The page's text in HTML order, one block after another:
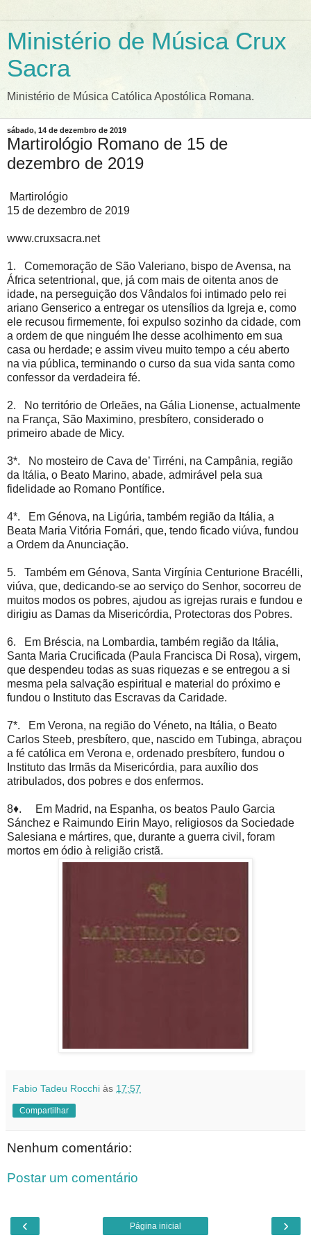
Ministério de Música Crux
Sacra
Ministério de Música Católica Apostólica Romana.
sábado, 14 de dezembro de 2019
Martirológio Romano de 15 de
dezembro de 2019
Martirológio
15 de dezembro de 2019
www.cruxsacra.net
1. Comemoração de São Valeriano, bispo de Avensa, na
África setentrional, que, já com mais de oitenta anos de
idade, na perseguição dos Vândalos foi intimado pelo rei
ariano Genserico a entregar os utensílios da Igreja e, como
ele recusou firmemente, foi expulso sozinho da cidade, com
a ordem de que ninguém lhe desse acolhimento em sua
casa ou herdade; e assim viveu muito tempo a céu aberto
na via pública, terminando o curso da sua vida santa como
confessor da verdadeira fé.
2. No território de Orleães, na Gália Lionense, actualmente
na França, São Maximino, presbítero, considerado o
primeiro abade de Micy.
3*. No mosteiro de Cava de’ Tirréni, na Campânia, região
da Itália, o Beato Marino, abade, admirável pela sua
fidelidade ao Romano Pontífice.
4*. Em Génova, na Ligúria, também região da Itália, a
Beata Maria Vitória Fornári, que, tendo ficado viúva, fundou
a Ordem da Anunciação.
5. Também em Génova, Santa Virgínia Centurione Bracélli,
viúva, que, dedicando-se ao serviço do Senhor, socorreu de
muitos modos os pobres, ajudou as igrejas rurais e fundou e
dirigiu as Damas da Misericórdia, Protectoras dos Pobres.
6. Em Bréscia, na Lombardia, também região da Itália,
Santa Maria Crucificada (Paula Francisca Di Rosa), virgem,
que despendeu todas as suas riquezas e se entregou a si
mesma pela salvação espiritual e material do próximo e
fundou o Instituto das Escravas da Caridade.
7*. Em Verona, na região do Véneto, na Itália, o Beato
Carlos Steeb, presbítero, que, nascido em Tubinga, abraçou
a fé católica em Verona e, ordenado presbítero, fundou o
Instituto das Irmãs da Misericórdia, para auxílio dos
atribulados, dos pobres e dos enfermos.
8♦. Em Madrid, na Espanha, os beatos Paulo Garcia
Sánchez e Raimundo Eirin Mayo, religiosos da Sociedade
Salesiana e mártires, que, durante a guerra civil, foram
mortos em ódio à religião cristã.
Fabio Tadeu Rocchi às 17:57
Compartilhar
Nenhum comentário:
Postar um comentário
‹ ›
Página inicial